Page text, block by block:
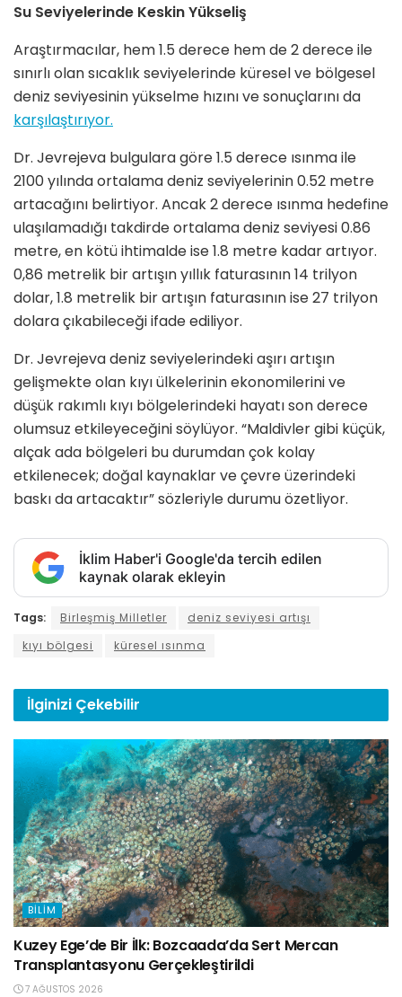
Su Seviyelerinde Keskin Yükseliş
Araştırmacılar, hem 1.5 derece hem de 2 derece ile
sınırlı olan sıcaklık seviyelerinde küresel ve bölgesel
deniz seviyesinin yükselme hızını ve sonuçlarını da
karşılaştırıyor.
Dr. Jevrejeva bulgulara göre 1.5 derece ısınma ile
2100 yılında ortalama deniz seviyelerinin 0.52 metre
artacağını belirtiyor. Ancak 2 derece ısınma hedefine
ulaşılamadığı takdirde ortalama deniz seviyesi 0.86
metre, en kötü ihtimalde ise 1.8 metre kadar artıyor.
0,86 metrelik bir artışın yıllık faturasının 14 trilyon
dolar, 1.8 metrelik bir artışın faturasının ise 27 trilyon
dolara çıkabileceği ifade ediliyor.
Dr. Jevrejeva deniz seviyelerindeki aşırı artışın
gelişmekte olan kıyı ülkelerinin ekonomilerini ve
düşük rakımlı kıyı bölgelerindeki hayatı son derece
olumsuz etkileyeceğini söylüyor. “Maldivler gibi küçük,
alçak ada bölgeleri bu durumdan çok kolay
etkilenecek; doğal kaynaklar ve çevre üzerindeki
baskı da artacaktır” sözleriyle durumu özetliyor.
İklim Haber'i Google'da tercih edilen
kaynak olarak ekleyin
Tags: Birleşmiş Milletler
deniz seviyesi artışı
kıyı bölgesi
küresel ısınma
İlginizi Çekebilir
BILIM
Kuzey Ege’de Bir İlk: Bozcaada’da Sert Mercan
Transplantasyonu Gerçekleştirildi
7 AĞUSTOS 2026